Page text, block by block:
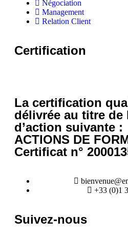
Négociation
Management
Relation Client
Certification
La certification
délivrée au titre de
d’action suivante :
ACTIONS DE
Certificat n°
+33 (0)1
Suivez-nous